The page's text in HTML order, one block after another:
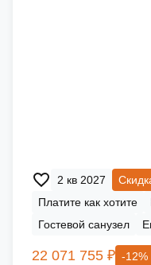
2 кв 2027
Платите как хотите
Гостевой санузел
22 071 755 ₽ -12%